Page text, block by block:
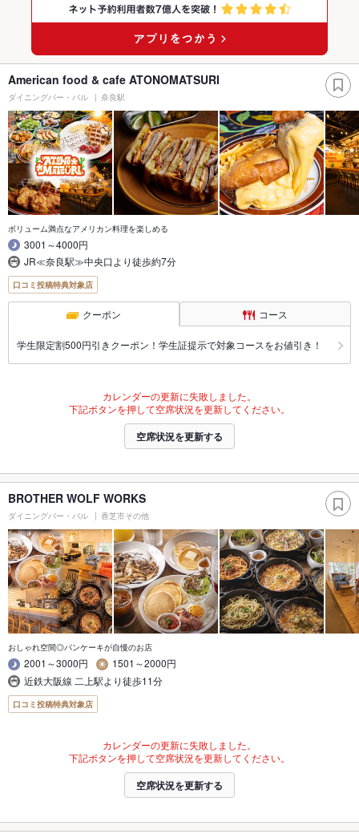
American food & cafe ATONOMATSURI
ダイニングバー・バル 奈良駅
ボリューム満点なアメリカン料理を楽しめる
3001～4000円
JR≪奈良駅≫中央口より徒歩約7分
口コミ投稿特典対象店
クーポン コース
学生限定割500円引きクーポン！学生証提示で対象コースをお値引き！
カレンダーの更新に失敗しました。
下記ボタンを押して空席状況を更新してください。
空席状況を更新する
BROTHER WOLF WORKS
ダイニングバー・バル 香芝市その他
おしゃれ空間◎パンケーキが自慢のお店
2001～3000円
1501～2000円
近鉄大阪線 二上駅より徒歩11分
口コミ投稿特典対象店
カレンダーの更新に失敗しました。
下記ボタンを押して空席状況を更新してください。
空席状況を更新する